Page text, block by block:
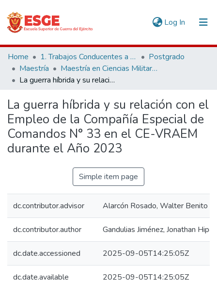
Log In (current)
Communities & Collections
All of DSpace
Home 1. Trabajos Conducentes a Grados y Títulos
Postgrado
Maestría
Maestría en Ciencias Militares
La guerra híbrida y su relación con el Empleo de la Compañía Especial de Comandos N° 33 en el CE-VRAEM durante el Año 2023
La guerra híbrida y su relación con el
Empleo de la Compañía Especial de
Comandos N° 33 en el CE-VRAEM
durante el Año 2023
Simple item page
dc.contributor.advisor Alarcón Rosado, Walter Benito
dc.contributor.author Gandulias Jiménez, Jonathan
dc.date.accessioned 2025-09-05T14:25:05Z
dc.date.available 2025-09-05T14:25:05Z